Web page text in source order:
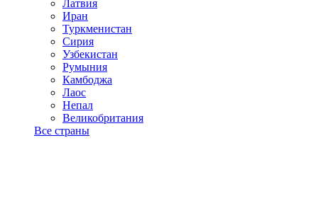
Латвия
Иран
Туркменистан
Сирия
Узбекистан
Румыния
Камбоджа
Лаос
Непал
Великобритания
Все страны